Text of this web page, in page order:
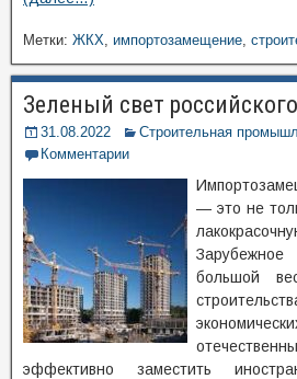
Метки: ЖКХ, импортозамещение,
Зеленый свет
31.08.2022
Строительная
Комментарии
— это не
большой
эффективно заместить